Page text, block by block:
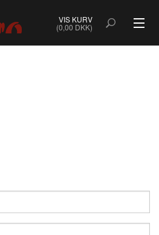
VIS KURV
(0,00 DKK)